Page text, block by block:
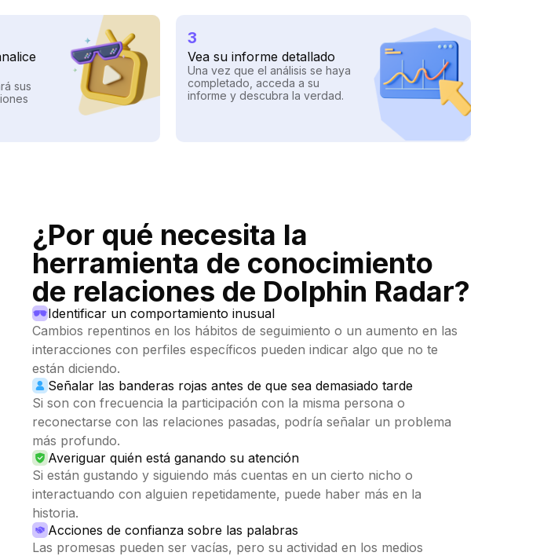
sus
3
Vea su informe detallado
Una vez que el análisis se haya
completado, acceda a su
informe y descubra la verdad.
¿Por qué necesita la
herramienta de conocimiento
de relaciones de Dolphin Radar?
Identificar un comportamiento inusual
Cambios repentinos en los hábitos de seguimiento o un aumento en las
interacciones con perfiles específicos pueden indicar algo que no te
están diciendo.
Señalar las banderas rojas antes de que sea demasiado tarde
Si son con frecuencia la participación con la misma persona o
reconectarse con las relaciones pasadas, podría señalar un problema
más profundo.
Averiguar quién está ganando su atención
Si están gustando y siguiendo más cuentas en un cierto nicho o
interactuando con alguien repetidamente, puede haber más en la
historia.
Acciones de confianza sobre las palabras
Las promesas pueden ser vacías, pero su actividad en los medios